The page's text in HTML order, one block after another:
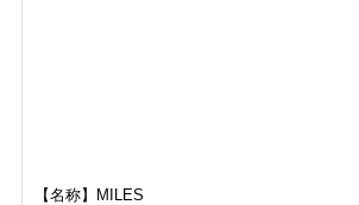
【名称】MILES